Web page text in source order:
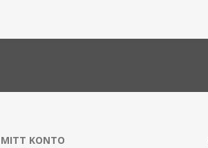
MITT KONTO